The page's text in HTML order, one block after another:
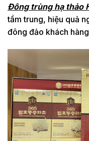
Đông trùng hạ thảo
tầm trung, hiệu quả
đông đảo khách